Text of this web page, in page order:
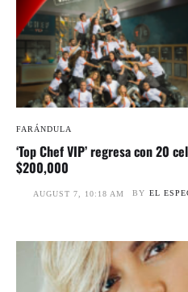
FARÁNDULA
‘Top Chef VIP’ regresa con 20
$200,000
AUGUST 7, 10:18 AM BY EL